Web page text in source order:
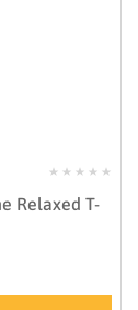
Relaxed T-